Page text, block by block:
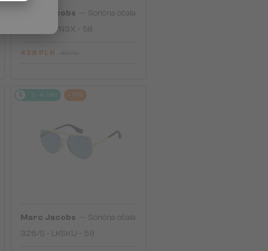
Marc Jacobs
Sončna očala
312/S - KVN3X - 58
428 PLN
2-4 DNI -17%
Marc Jacobs
Sončna očala
326/S - LKSKU - 59